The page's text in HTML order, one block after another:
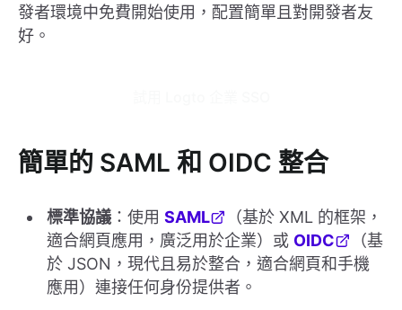
發者環境中免費開始使用，配置簡單且對開發者友
好。
簡單的 SAML 和 OIDC 整合
標準協議 ：使用 SAML
（基於 XML 的框架，
適合網頁應用，廣泛用於企業）或 OIDC
（基
於 JSON，現代且易於整合，適合網頁和手機
應用）連接任何身份提供者。